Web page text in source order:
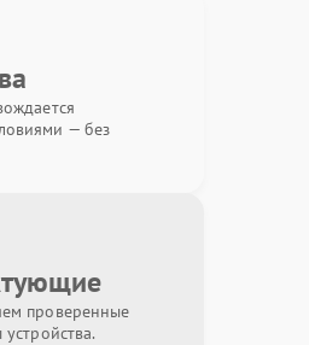
— без
проверенные